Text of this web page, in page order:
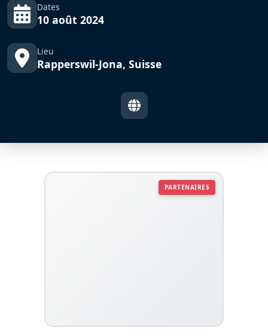
Dates
10 août 2024
Lieu
Rapperswil-Jona, Suisse
PARTENAIRES